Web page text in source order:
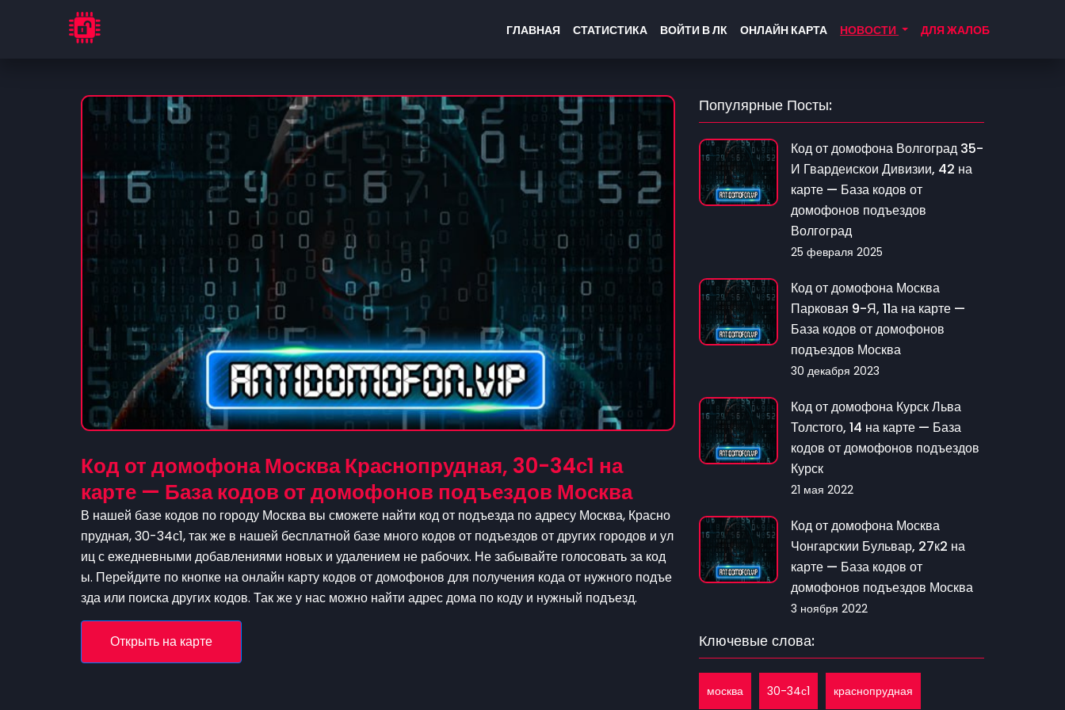
ГЛАВНАЯ СТАТИСТИКА ВОЙТИ В ЛК ОНЛАЙН КАРТА НОВОСТИ ДЛЯ ЖАЛОБ
Код от домофона Москва Краснопрудная, 30-34с1 на
карте — База кодов от домофонов подъездов Москва
В нашей базе кодов по городу Москва вы сможете найти код от подъезда по адресу Москва, Красно
прудная, 30-34с1, так же в нашей бесплатной базе много кодов от подъездов от других городов и ул
иц с ежедневными добавлениями новых и удалением не рабочих. Не забывайте голосовать за код
ы. Перейдите по кнопке на онлайн карту кодов от домофонов для получения кода от нужного подъе
зда или поиска других кодов. Так же у нас можно найти адрес дома по коду и нужный подъезд.
Открыть на карте
Популярные Посты:
Код от домофона Волгоград 35-
И Гвардеискои Дивизии, 42 на
карте — База кодов от
домофонов подъездов
Волгоград
25 февраля 2025
Код от домофона Москва
Парковая 9-Я, 11а на карте —
База кодов от домофонов
подъездов Москва
30 декабря 2023
Код от домофона Курск Льва
Толстого, 14 на карте — База
кодов от домофонов подъездов
Курск
21 мая 2022
Код от домофона Москва
Чонгарскии Бульвар, 27к2 на
карте — База кодов от
домофонов подъездов Москва
3 ноября 2022
Ключевые слова:
москва 30-34с1 краснопрудная